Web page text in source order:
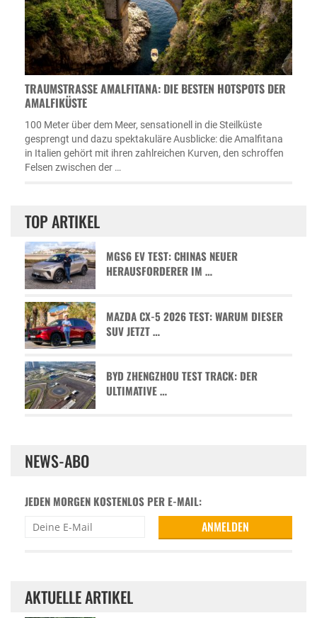
TRAUMSTRASSE AMALFITANA: DIE BESTEN HOTSPOTS DER A
MALFIKÜSTE
100 Meter über dem Meer, sensationell in die Steilküste
gesprengt und dazu spektakuläre Ausblicke: die Amalfitana
in Italien gehört mit ihren zahlreichen Kurven, den schroffen
Felsen zwischen der …
TOP ARTIKEL
MGS6 EV TEST: CHINAS NEUER
HERAUSFORDERER IM …
MAZDA CX-5 2026 TEST: WARUM DIESER
SUV JETZT …
BYD ZHENGZHOU TEST TRACK: DER
ULTIMATIVE …
NEWS-ABO
JEDEN MORGEN KOSTENLOS PER E-MAIL:
AKTUELLE ARTIKEL